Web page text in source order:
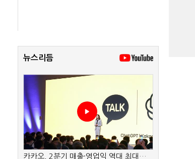
뉴스리듬
카카오, 2분기 매출·영업익 역대 최대…